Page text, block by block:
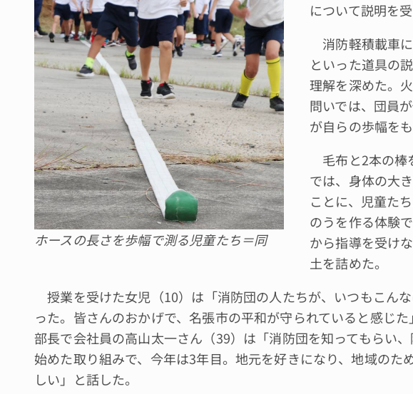
ホースの長さを歩幅で測る児童たち＝同
について説明を受
消防軽積載車
といった道具の
理解を深めた。
問いでは、団員
が自らの歩幅を
毛布と2本の棒
では、身体の大
ことに、児童た
のうを作る体験
から指導を受け
土を詰めた。
授業を受けた女児（10）は「消防団の人たちが、いつもこん
った。皆さんのおかげで、名張市の平和が守られていると感じ
部長で会社員の高山太一さん（39）は「消防団を知ってもらい
始めた取り組みで、今年は3年目。地元を好きになり、地域のた
しい」と話した。